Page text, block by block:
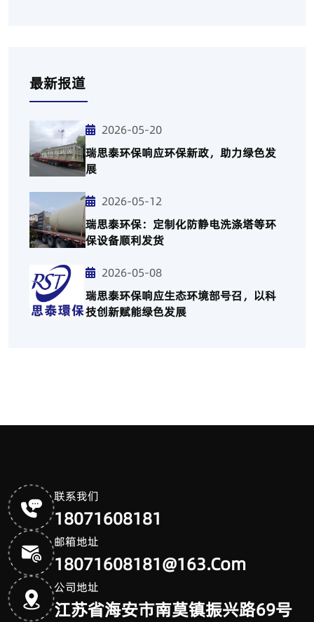
最新报道
2026-05-20
瑞思泰环保响应环保新政，助力绿色发
展
2026-05-12
瑞思泰环保：定制化防静电洗涤塔等环
保设备顺利发货
2026-05-08
瑞思泰环保响应生态环境部号召，以科
技创新赋能绿色发展
联系我们
18071608181
邮箱地址
18071608181@163.com
公司地址
江苏省海安市南莫镇振兴路69号